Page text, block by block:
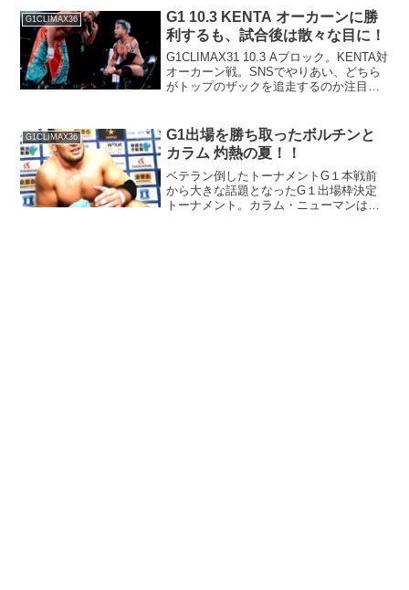
CHAOS同門対決です！しかし、YOSHI-
H...
G1CLIMAX36
G1 10.3 KENTA オーカーンに勝
利するも、試合後は散々な目に！
G1CLIMAX31 10.3 Aブロック。KENTA対
オーカーン戦。SNSでやりあい、どちら
がトップのザックを追走するのか注目の
G1CLIMAX36
G1出場を勝ち取ったボルチンと
カラム 灼熱の夏！！
ベテラン倒したトーナメントG１本戦前
から大きな話題となったG１出場枠決定
トーナメント。カラム・ニューマンは